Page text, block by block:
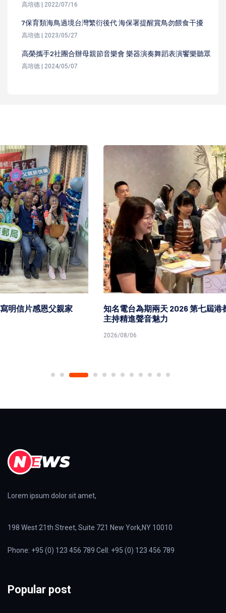
高培德 | 2022/07/16
7保育類海鳥過境台灣繁衍後代 海保署提醒賞鳥勿餵食干擾
高培德 | 2023/05/27
高榮攜手2社團合辦母親節音樂會 樂器演奏舞蹈表演饗樂聽眾
高培德 | 2024/05/07
知名電台為期兩天 2026 第七屆港都好聲音 串流音樂播報
Lorem ipsum dolor sit amet,
198 West 21th Street, Suite 721 New York,NY 10010
Phone: +95 (0) 123 456 789 Cell: +95 (0) 123 456 789
Popular post